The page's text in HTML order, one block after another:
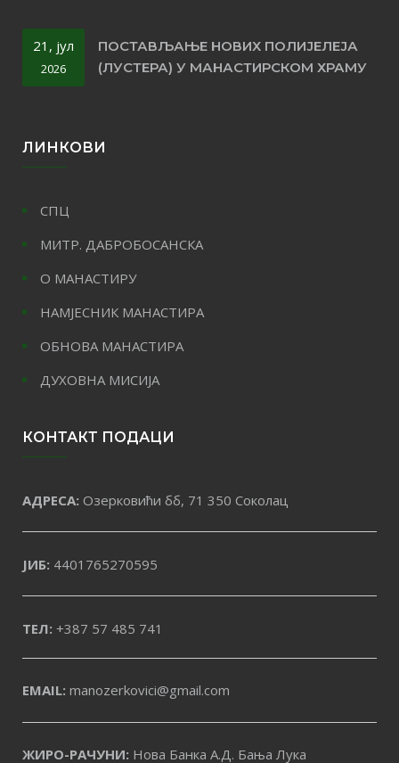
21, јул
2026
ПОСТАВЉАЊЕ НОВИХ ПОЛИЈЕЛЕЈА
(ЛУСТЕРА) У МАНАСТИРСКОМ ХРАМУ
ЛИНКОВИ
СПЦ
МИТР. ДАБРОБОСАНСКА
О МАНАСТИРУ
НАМЈЕСНИК МАНАСТИРА
ОБНОВА МАНАСТИРА
ДУХОВНА МИСИЈА
КОНТАКТ ПОДАЦИ
АДРЕСА: Озерковићи бб, 71 350 Соколац
ЈИБ: 4401765270595
ТЕЛ: +387 57 485 741
EMAIL: manozerkovici@gmail.com
ЖИРО-РАЧУНИ: Нова Банка А.Д. Бања Лука